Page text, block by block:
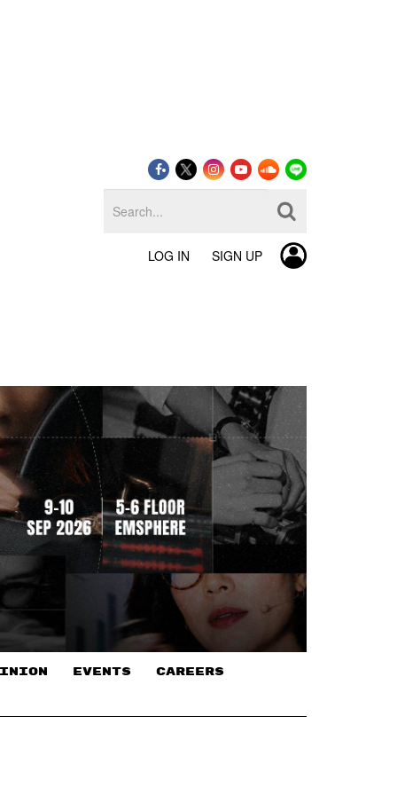
LOG IN SIGN UP
EVENTS CAREERS